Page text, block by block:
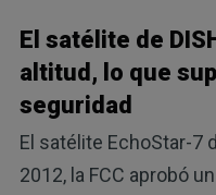
El satélite de
altitud, lo que
seguridad
El satélite EchoStar-7
2012, la FCC aprobó